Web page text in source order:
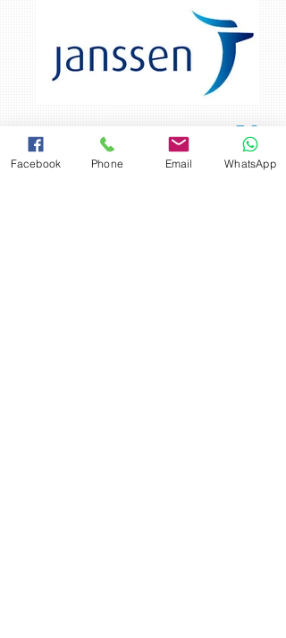
Facebook Phone Email WhatsApp